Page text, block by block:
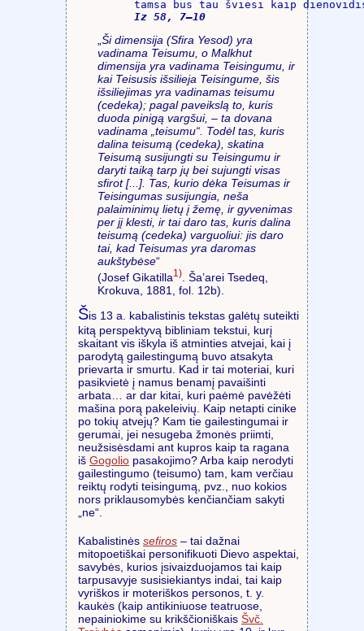
Iz 58, 7–10
Ši dimensija (Sfira Yesod) yra
vadinama Teisumu, o Malkhut
dimensija yra vadinama Teisingumu, ir
kai Teisusis išsilieja Teisingume, šis
išsiliejimas yra vadinamas teisumu
(cedeka); pagal paveikslą to, kuris
duoda pinigą vargšui, – ta dovana
vadinama „teisumu“. Todėl tas, kuris
dalina teisumą (cedeka), skatina
Teisumą susijungti su Teisingumu ir
daryti taiką tarp jų bei sujungti visas
sfirot[...]. Tas, kurio dėka Teisumas ir
Teisingumas susijungia, neša
palaiminimų lietų į žemę, ir gyvenimas
per jį klesti, ir tai daro tas, kuris dalina
teisumą (cedeka) varguoliui: jis daro
tai, kad Teisumas yra daromas
aukštybėse“
(Josef Gikatilla1)
. Ša’arei Tsedeq,
Krokuva, 1881, fol. 12b).
Šis 13 a. kabalistinis tekstas galėtų suteikti
kitą perspektyvą bibliniam tekstui, kurį
skaitant vis iškyla iš atminties atvejai, kai į
parodytą gailestingumą buvo atsakyta
prievarta ir smurtu. Kad ir tai moteriai, kuri
pasikvietė į namus benamį pavaišinti
arbata… ar dar kitai, kuri paėmė pavėžėti
mašina porą pakeleivių. Kaip netapti cinike
po tokių atvejų? Kam tie gailestingumai ir
gerumai, jei nesugeba žmonės priimti,
neužsisėsdami ant kupros kaip ta ragana
iš Gogolio pasakojimo? Arba kaip nerodyti
gailestingumo (teisumo) tam, kam verčiau
reiktų rodyti teisingumą, pvz., nuo kokios
nors priklausomybės kenčiančiam sakyti
„ne“.
Kabalistinės sefiros – tai dažnai
mitopoetiškai personifikuoti Dievo aspektai,
savybės, kurios įsivaizduojamos tai kaip
tarpusavyje susisiekiantys indai, tai kaip
vyriškos ir moteriškos personos, t. y.
kaukės (kaip antikiniuose teatruose,
nepainiokime su krikščioniškais Švč.